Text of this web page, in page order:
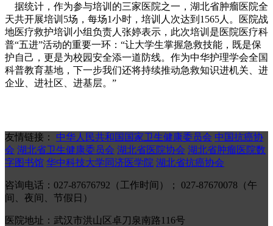
据统计，作为参与培训的三家医院之一，湖北省肿瘤医院全
天共开展培训5场，每场1小时，培训人次达到1565人。医院战
地医疗救护培训小组负责人张婷表示，此次培训是医院医疗科
普“五进”活动的重要一环：“让大学生掌握急救技能，既是保
护自己，更是为校园安全添一道防线。作为中华护理学会全国
科普教育基地，下一步我们还将持续推动急救知识进机关、进
企业、进社区、进基层。”
友情链接： 中华人民共和国国家卫生健康委员会 中国抗癌协
会 湖北省卫生健康委员会 湖北省医院协会 湖北省肿瘤医院数
字图书馆 华中科技大学同济医学院 湖北省抗癌协会
咨询电话：027-87676792（工作时间）； 027-87670078（午
间、夜间、节假日）
医院地址：武汉市洪山区卓刀泉南路116号